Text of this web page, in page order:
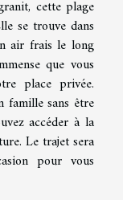
cette plage
se trouve dans
air frais le long
que vous
place privée.
famille sans être
accéder à la
Le trajet sera
pour vous